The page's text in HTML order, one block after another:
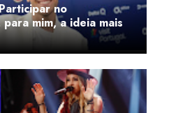
no
mim, a ideia mais